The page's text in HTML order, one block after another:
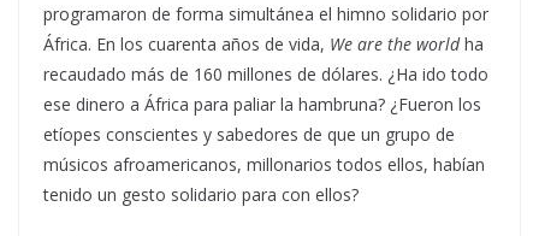
programaron de forma simultánea el himno solidario por
África. En los cuarenta años de vida, We are the worldha
recaudado más de 160 millones de dólares. ¿Ha ido todo
ese dinero a África para paliar la hambruna? ¿Fueron los
etíopes conscientes y sabedores de que un grupo de
músicos afroamericanos, millonarios todos ellos, habían
tenido un gesto solidario para con ellos?